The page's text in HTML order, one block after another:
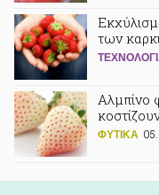
των
Αλμπίνο
ΦΥΤΙΚA